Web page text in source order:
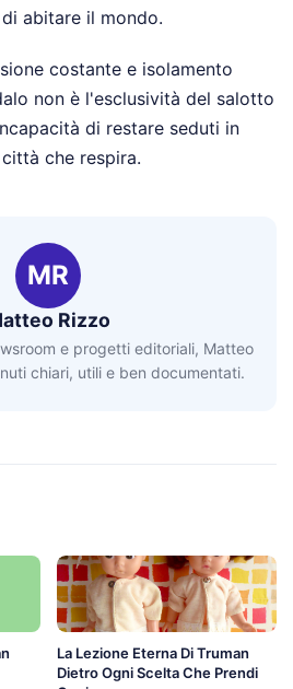
abitare il mondo.
costante e isolamento
non è l'esclusività del salotto
di restare seduti in
che respira.
MR
Rizzo
e progetti editoriali, Matteo
chiari, utili e ben documentati.
La Lezione Eterna Di Truman
Dietro Ogni Scelta Che Prendi